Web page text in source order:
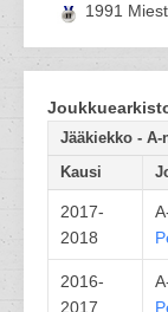
1991
Jääkiekko - A-
Kausi
2017-
2018
2016-
2017